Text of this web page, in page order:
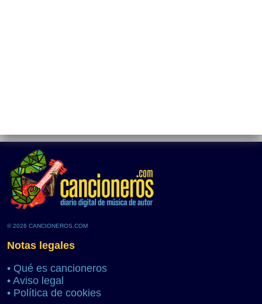
© 2026 CANCIONEROS.COM
Notas legales
• Qué es cancioneros
• Aviso legal
• Política de cookies